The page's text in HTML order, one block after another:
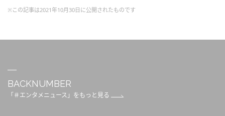
※この記事は2021年10月30日に公開されたものです
BACKNUMBER
「＃エンタメニュース」をもっと見る